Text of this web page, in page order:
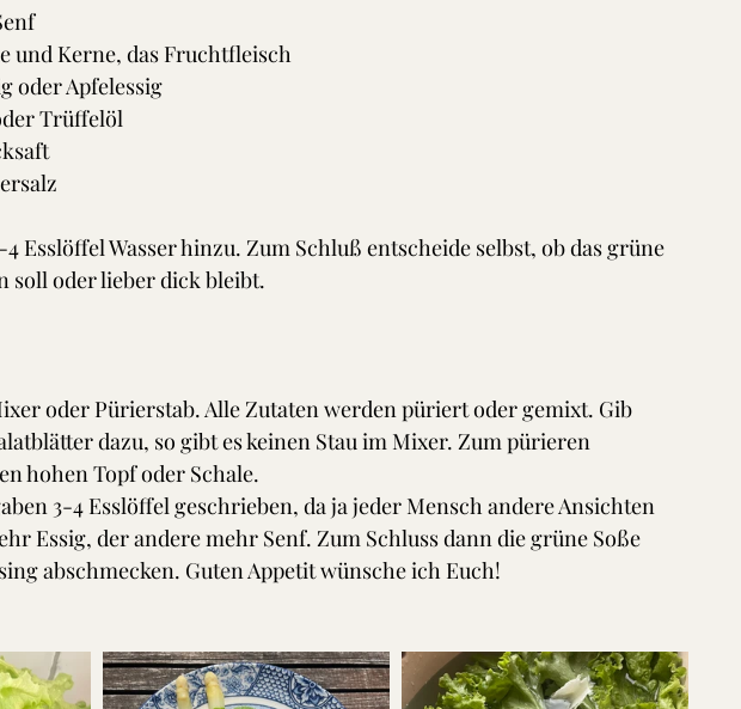
und Kerne, das Fruchtfleisch
oder Apfelessig
Trüffelöl
Esslöffel Wasser hinzu. Zum Schluß entscheide selbst, ob das grüne
soll oder lieber dick bleibt.
oder Pürierstab. Alle Zutaten werden püriert oder gemixt. Gib
dazu, so gibt es keinen Stau im Mixer. Zum pürieren
hohen Topf oder Schale.
3-4 Esslöffel geschrieben, da ja jeder Mensch andere Ansichten
Essig, der andere mehr Senf. Zum Schluss dann die grüne Soße
abschmecken. Guten Appetit wünsche ich Euch!